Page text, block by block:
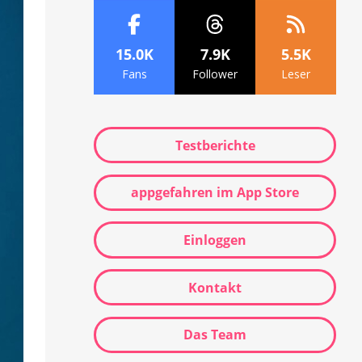
15.0K
Fans
7.9K
Follower
5.5K
Leser
Testberichte
appgefahren im App Store
Einloggen
Kontakt
Das Team